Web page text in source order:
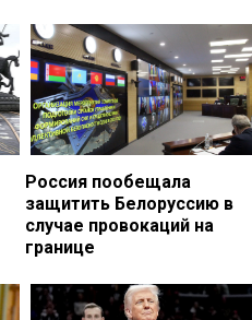
Россия пообещала
защитить Белоруссию в
случае провокаций на
границе